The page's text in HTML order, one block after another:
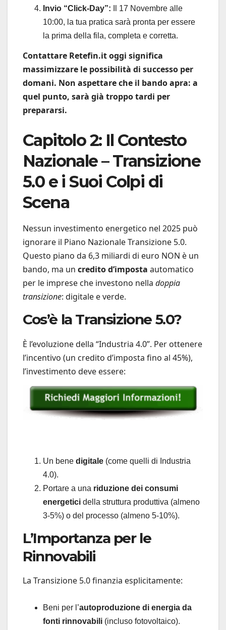
Invio “Click-Day”: Il 17 Novembre alle
10:00, la tua pratica sarà pronta per essere
la prima della fila, completa e corretta.
Contattare Retefin.it oggi significa
massimizzare le possibilità di successo per
domani. Non aspettare che il bando apra: a
quel punto, sarà già troppo tardi per
prepararsi.
Capitolo 2: Il Contesto
Nazionale – Transizione
5.0 e i Suoi Colpi di
Scena
Nessun investimento energetico nel 2025 può
ignorare il Piano Nazionale Transizione 5.0.
Questo piano da 6,3 miliardi di euro NON è un
bando, ma un credito d’imposta automatico
per le imprese che investono nella doppia
transizione: digitale e verde.
Cos’è la Transizione 5.0?
È l’evoluzione della “Industria 4.0”. Per ottenere
l’incentivo (un credito d’imposta fino al 45%),
l’investimento deve essere:
Un bene digitale (come quelli di Industria
4.0).
Portare a una riduzione dei consumi
energetici della struttura produttiva (almeno
3-5%) o del processo (almeno 5-10%).
L’Importanza per le
Rinnovabili
La Transizione 5.0 finanzia esplicitamente:
Beni per l’autoproduzione di energia da
fonti rinnovabili (incluso fotovoltaico).